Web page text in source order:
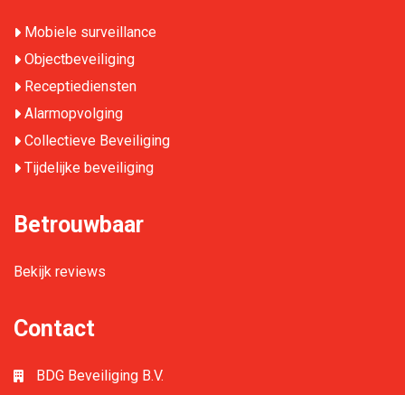
Mobiele surveillance
Objectbeveiliging
Receptiediensten
Alarmopvolging
Collectieve Beveiliging
Tijdelijke beveiliging
Betrouwbaar
Bekijk reviews
Contact
BDG Beveiliging B.V.